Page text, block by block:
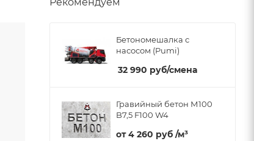
Бетономешалка с
насосом (Pumi)
32 990 руб/смена
Гравийный бетон М100
B7,5 F100 W4
от4 260 руб /м³